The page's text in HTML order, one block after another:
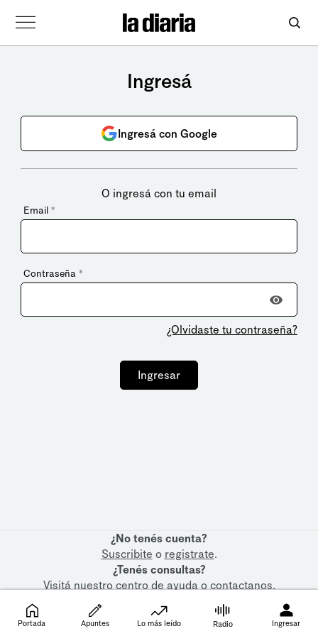
Ingresá
Ingresá con Google
O ingresá con tu email
Email *
Contraseña *
¿Olvidaste tu contraseña?
Ingresar
¿No tenés cuenta?
Suscribite o registrate.
¿Tenés consultas?
Visitá nuestrocentro de ayudaocontactanos.
Portada Apuntes Lo más leído Radio Ingresar